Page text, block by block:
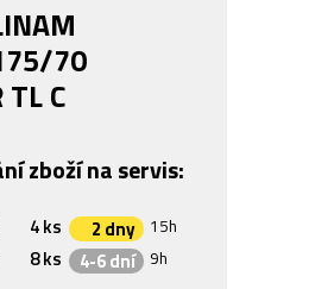
70
C
zboží na servis:
4 ks 2 dny 15h
8 ks 4-6 dní 9h